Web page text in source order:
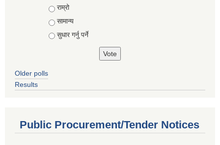
राम्रो
सामान्य
सुधार गर्नु पर्ने
Older polls
Results
Public Procurement/Tender Notices